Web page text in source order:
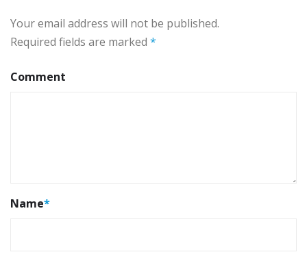
Your email address will not be published.
Required fields are marked *
Comment
Name*